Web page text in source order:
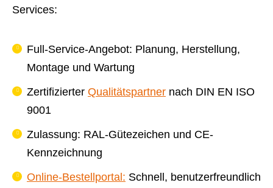
Services:
Full-Service-Angebot: Planung, Herstellung,
Montage und Wartung
Zertifizierter Qualitätspartner nach DIN EN ISO
9001
Zulassung: RAL-Gütezeichen und CE-
Kennzeichnung
Online-Bestellportal: Schnell, benutzerfreundlich